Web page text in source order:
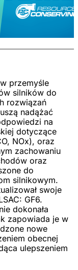
przemyśle
silników do
rozwiązań
nadążać
na
dotyczące
NOx), oraz
zachowaniu
oraz
do
silnikowym.
swoje
GF6.
dokonała
zapowiada je w
nowe
obecnej
ulepszeniem